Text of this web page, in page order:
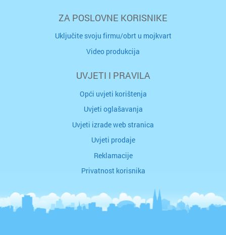
ZA POSLOVNE KORISNIKE
Uključite svoju firmu/obrt u mojkvart
Video produkcija
UVJETI I PRAVILA
Opći uvjeti korištenja
Uvjeti oglašavanja
Uvjeti izrade web stranica
Uvjeti prodaje
Reklamacije
Privatnost korisnika